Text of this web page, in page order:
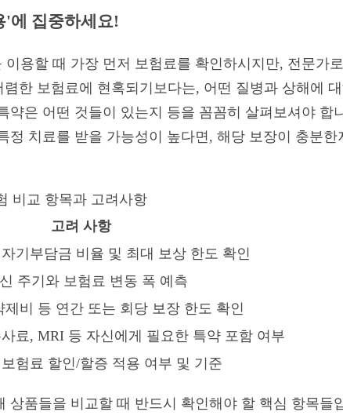
'에 집중하세요!
용할 때 가장 먼저 보험료를 확인하시지만, 전문가
한 보험료에 현혹되기보다는, 어떤 질병과 상해에
약은 어떤 것들이 있는지 등을 꼼꼼히 살펴보셔야 합
정 치료를 받을 가능성이 높다면, 해당 보장이 충분한
비교 항목과 고려사항
고려 사항
기부담금 비율 및 최대 보상 한도 확인
주기와 보험료 변동 폭 예측
비 등 연간 또는 회당 보장 한도 확인
료, MRI 등 자신에게 필요한 특약 포함 여부
험료 할인/할증 적용 여부 및 기준
상품들을 비교할 때 반드시 확인해야 할 핵심 항목들